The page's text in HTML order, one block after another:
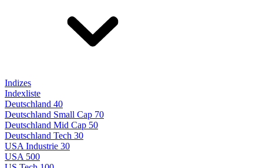
Indizes
Indexliste
Deutschland 40
Deutschland Small Cap 70
Deutschland Mid Cap 50
Deutschland Tech 30
USA Industrie 30
USA 500